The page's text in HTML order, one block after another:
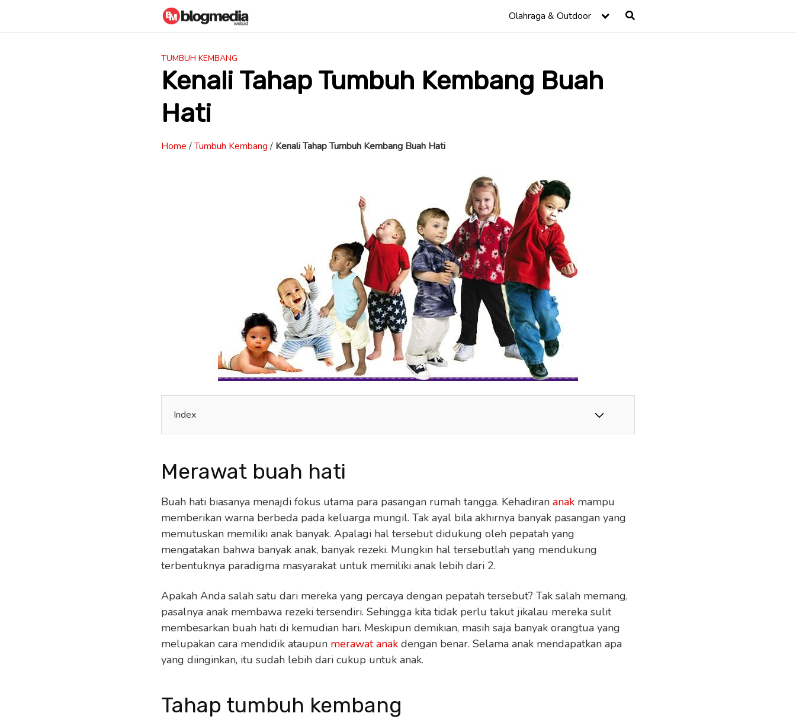
content
Olahraga & Outdoor
TUMBUH KEMBANG
Kenali Tahap Tumbuh Kembang Buah
Hati
Home /Tumbuh Kembang / Kenali Tahap Tumbuh Kembang Buah Hati
Index
Merawat buah hati
Buah hati biasanya menajdi fokus utama para pasangan rumah tangga. Kehadiran anak mampu
memberikan warna berbeda pada keluarga mungil. Tak ayal bila akhirnya banyak pasangan yang
memutuskan memiliki anak banyak. Apalagi hal tersebut didukung oleh pepatah yang
mengatakan bahwa banyak anak, banyak rezeki. Mungkin hal tersebutlah yang mendukung
terbentuknya paradigma masyarakat untuk memiliki anak lebih dari 2.
Apakah Anda salah satu dari mereka yang percaya dengan pepatah tersebut? Tak salah memang,
pasalnya anak membawa rezeki tersendiri. Sehingga kita tidak perlu takut jikalau mereka sulit
membesarkan buah hati di kemudian hari. Meskipun demikian, masih saja banyak orangtua yang
melupakan cara mendidik ataupun merawat anak dengan benar. Selama anak mendapatkan apa
yang diinginkan, itu sudah lebih dari cukup untuk anak.
Tahap tumbuh kembang